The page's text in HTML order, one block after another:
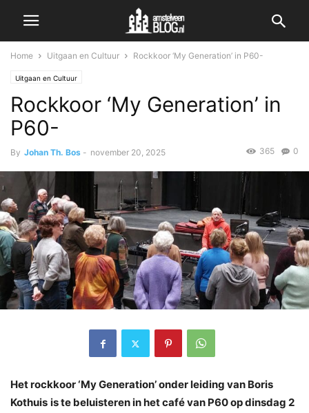
Home Uitgaan en Cultuur Rockkoor ‘My Generation’ in P60-
Uitgaan en Cultuur
Rockkoor ‘My Generation’ in
P60-
By Johan Th. Bos - november 20, 2025 0
365
Het rockkoor ‘My Generation’ onder leiding van Boris
Kothuis is te beluisteren in het café van P60 op dinsdag 2